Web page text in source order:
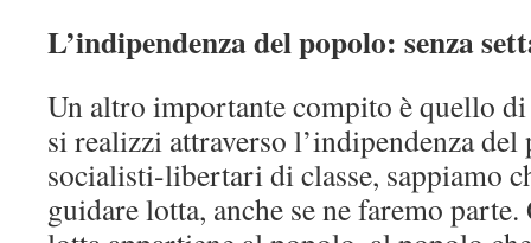
L’indipendenza del popolo: senza
Un altro importante compito è quello
si realizzi attraverso l’indipendenza
socialisti-libertari di classe, sappiamo
guidare lotta, anche se ne faremo